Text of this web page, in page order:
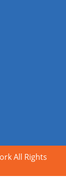
All Rights